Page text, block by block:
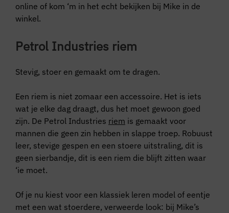
online of kom ‘m in het echt bekijken bij Mike in de
winkel.
Petrol Industries riem
Stevig, stoer en gemaakt om te dragen.
Een riem is niet zomaar een accessoire. Het is iets
wat je elke dag draagt, dus het moet gewoon goed
zijn. De Petrol Industries riem is gemaakt voor
mannen die geen zin hebben in slappe troep. Robuust
leer, stevige gespen en een stoere uitstraling, dit is
geen sierbandje, dit is een riem die blijft zitten waar
‘ie moet.
Of je nu kiest voor een klassiek leren model of eentje
met een wat stoerdere, verweerde look: bij Mike’s